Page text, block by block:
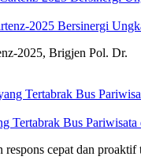
2025 Bersinergi
2025, Brigjen Pol. Dr.
Tertabrak Bus
respons cepat dan